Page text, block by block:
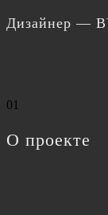
Дизайнер —
01
О проекте